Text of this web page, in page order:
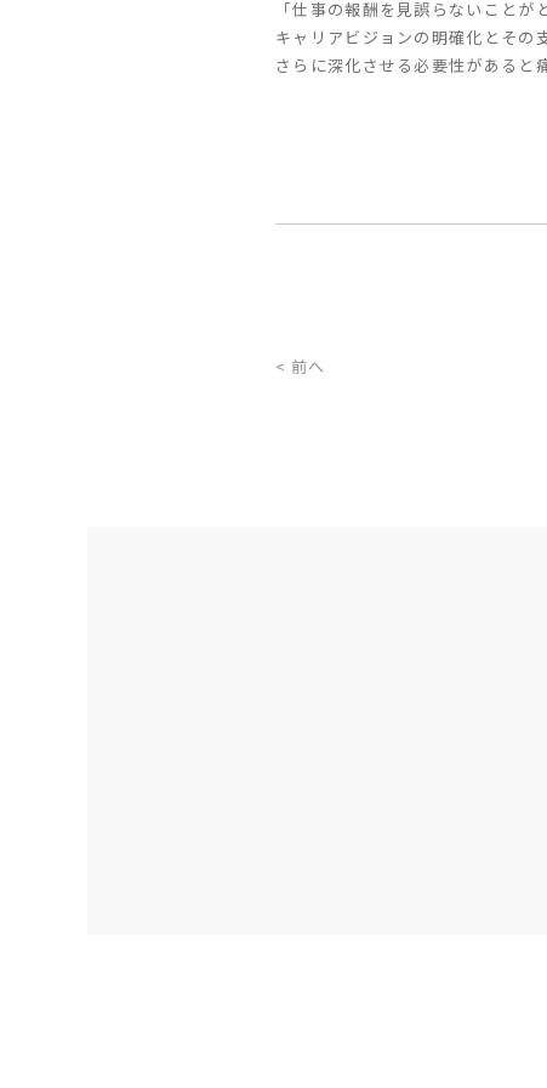
「仕事の報酬を見誤らないことが
キャリアビジョンの明確化とその
さらに深化させる必要性があると
< 前へ